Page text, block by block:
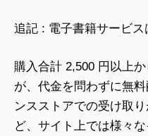
追記 : 電子書籍サービス
購入合計 2,500 円以上
が、代金を問わずに無
ンスストアでの受け取
ど、サイト上では様々